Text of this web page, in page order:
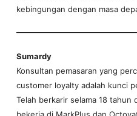
kebingungan dengan masa
Sumardy
Konsultan pemasaran yang
customer loyalty adalah kunci
Telah berkarir selama 18 tahun